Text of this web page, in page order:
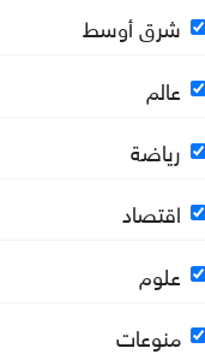
شرق أوسط
عالم
رياضة
اقتصاد
علوم
منوعات